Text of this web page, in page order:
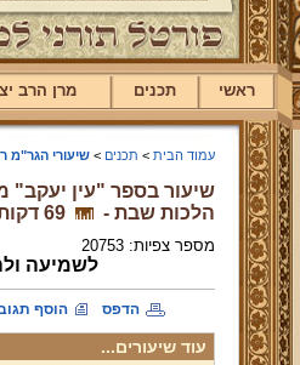
ראשי תכנים מרן הרב
עמוד הבית > תכנים >שיעורי הגר"מ
שיעור בספר "עין
הלכות שבת -
69 דקות
מספר צפיות: 20753
לשמיעה
הדפס הוסף
עוד שיעורים...